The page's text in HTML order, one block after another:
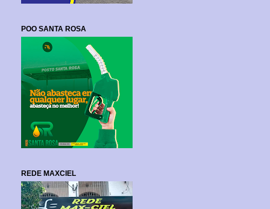
POO SANTA ROSA
REDE MAXCIEL